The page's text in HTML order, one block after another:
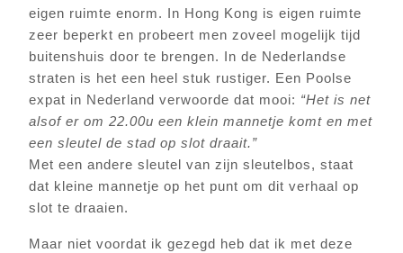
eigen ruimte enorm. In Hong Kong is eigen ruimte
zeer beperkt en probeert men zoveel mogelijk tijd
buitenshuis door te brengen. In de Nederlandse
straten is het een heel stuk rustiger. Een Poolse
expat in Nederland verwoorde dat mooi: “Het is net
alsof er om 22.00u een klein mannetje komt en met
een sleutel de stad op slot draait.”
Met een andere sleutel van zijn sleutelbos, staat
dat kleine mannetje op het punt om dit verhaal op
slot te draaien.
Maar niet voordat ik gezegd heb dat ik met deze